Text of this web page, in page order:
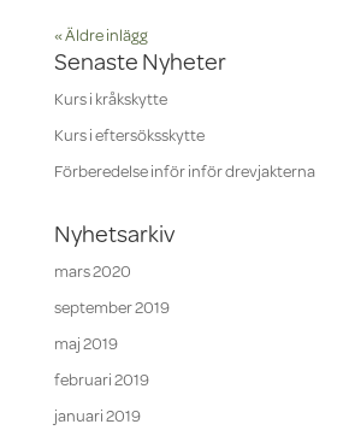
« Äldre inlägg
Senaste Nyheter
Kurs i kråkskytte
Kurs i eftersöksskytte
Förberedelse inför inför drevjakterna
Nyhetsarkiv
mars 2020
september 2019
maj 2019
februari 2019
januari 2019